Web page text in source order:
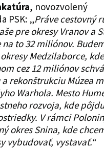
, novozvolený
PSK: „Práve cestovný
pre okresy Vranov a
to 32 miliónov.
Medzilaborce,
cez 12 miliónov
rekonštrukciu Múzea
Warhola. Mesto
rozvoja, kde
V rámci
okres Snina, kde
vybudovať, vystavať.“